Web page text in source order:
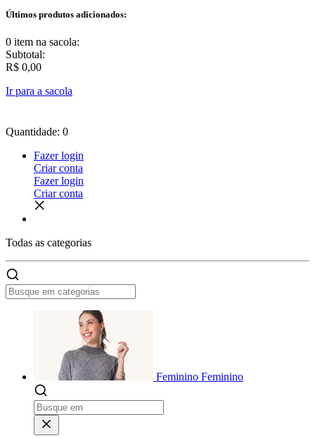
Últimos produtos adicionados:
0 item na sacola:
Subtotal:
R$ 0,00
Ir para a sacola
Quantidade: 0
Fazer login
Criar conta
Fazer login
Criar conta
Todas as categorias
Feminino Feminino